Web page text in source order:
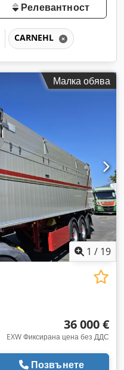
Релевантност
CARNEHL
Малка обява
1 / 19
36 000 €
EXW Фиксирана цена без ДДС
Позвънете